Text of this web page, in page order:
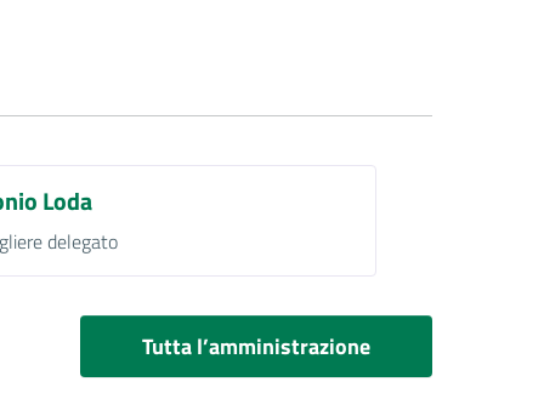
Loda
delegato
Tutta l’amministrazione